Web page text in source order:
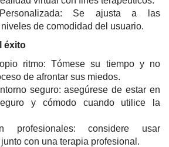
Personalizada: Se ajusta a las
de comodidad del usuario.
éxito
ritmo: Tómese su tiempo y no
de afrontar sus miedos.
seguro: asegúrese de estar en
y cómodo cuando utilice la
profesionales: considere usar
con una terapia profesional.